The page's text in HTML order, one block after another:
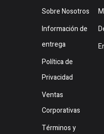
Sobre Nosotros
Información de
entrega
Política de
Privacidad
Ventas
Corporativas
Términos y